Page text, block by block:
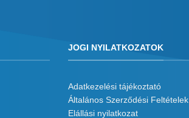
JOGI NYILATKOZATOK
Adatkezelési tájékoztató
Általános Szerződési Feltételek
Elállási nyilatkozat